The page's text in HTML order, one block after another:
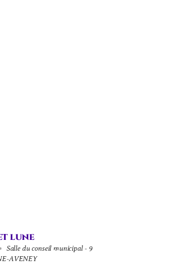
lune
Salle du conseil municipal - 9
AVENEY